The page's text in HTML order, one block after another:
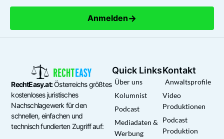
Anmelden→
RechtEasy.at:Österreichs größtes
kostenloses juristisches
Nachschlagewerk für den
schnellen, einfachen und
technisch fundierten Zugriff auf:
Quick Links
Über uns
Kolumnist
Podcast
Mediadaten &
Werbung
Kontakt
Anwaltsprofile
Video
Produktionen
Podcast
Produktion